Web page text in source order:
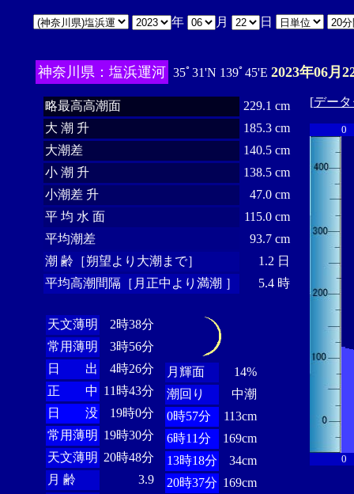
年 月 日
神奈川県：塩浜運河 35ﾟ31'N 139ﾟ45'E 2023年06月
略最高高潮面
229.1 cm
大 潮 升
185.3 cm
大潮差
140.5 cm
小 潮 升
138.5 cm
小潮差 升
47.0 cm
平 均 水 面
115.0 cm
平均潮差
93.7 cm
潮 齢［朔望より大潮まで］
1.2 日
平均高潮間隔［月正中より満潮 ］
5.4 時
天文薄明
2時38分
常用薄明
3時56分
日 出
4時26分
正 中 11時43分
日 没
19時0分
常用薄明 19時30分
天文薄明 20時48分
月 齢
3.9
月輝面
14%
潮回り
中潮
0時57分
113cm
6時11分
169cm
13時18分
34cm
20時37分 169cm
[デー
0
0